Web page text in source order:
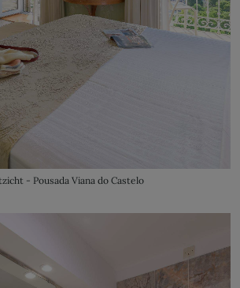
- Pousada Viana do Castelo